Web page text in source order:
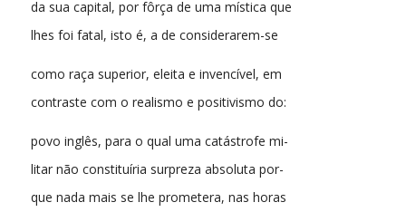
da sua capital, por fôrça de uma mística que
lhes foi fatal, isto é, a de considerarem-se
como raça superior, eleita e invencível, em
contraste com o realismo e positivismo do:
povo inglês, para o qual uma catástrofe mi-
litar não constituíria surpreza absoluta por-
que nada mais se lhe prometera, nas horas